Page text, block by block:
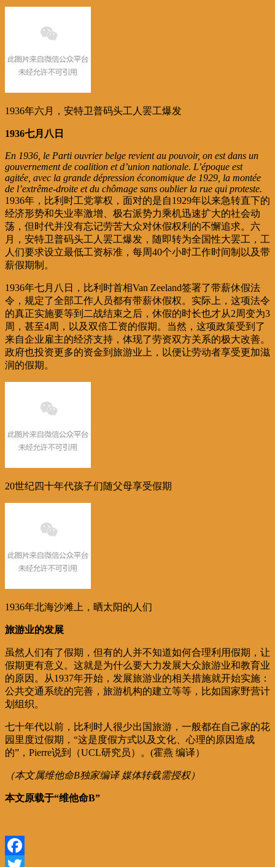
1936年六月，安特卫普码头工人罢工爆发
1936七月八日
En 1936, le Parti ouvrier belge revient au pouvoir, on est dans un
gouvernement de coalition et d’union nationale. L’époque est
agitée, avec la grande dépression économique de 1929, la montée
de l’extrême-droite et du chômage sans oublier la rue qui proteste.
1936年，比利时工党掌权，面对的是自1929年以来急转直下的
经济形势和失业率激增、极右派势力乘机迅速扩大的社会动
荡，但时代并没有忘记劳苦大众对休假权利的不懈追求。六
月，安特卫普码头工人罢工爆发，随即转为全国性大罢工，工
人们要求设立最低工资标准，每周40个小时工作时间制以及带
薪假期制。
1936年七月八日，比利时首相Van Zeeland签署了带薪休假法
令，规定了全部工作人员都有带薪休假权。实际上，这项法令
的真正实施要等到二战结束之后，休假的时长也才从2周变为3
周，甚至4周，以及双倍工资的假期。当然，这项政策受到了
来自企业雇主的经济支持，体现了劳资双方关系的极大改善。
政府也投资更多的资金到旅游业上，以便让劳动者享受更加滋
润的假期。
20世纪四十年代孩子们随父母享受假期
1936年北海沙滩上，晒太阳的人们
旅游业的发展
虽然人们有了假期，但有的人并不知道如何合理利用假期，让
假期更有意义。这就是为什么要大力发展大众旅游业和教育业
的原因。从1937年开始，发展旅游业的相关措施就开始实施：
公共交通系统的完善，旅游机构的建立等等，比如国家野营计
划组织。
七十年代以前，比利时人很少出国旅游，一般都在自己家的花
园里度过假期，“这是度假方式以及文化、心理的原因造成
的”，Pierre说到（UCL研究员）。(霍燕 编译）
（本文属维他命B独家编译 媒体转载需授权）
本文原载于“维他命B”
Facebook